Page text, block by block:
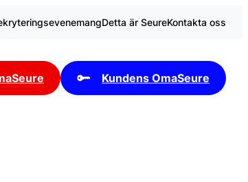
Detta är SeureKontakta oss
Kundens OmaSeure